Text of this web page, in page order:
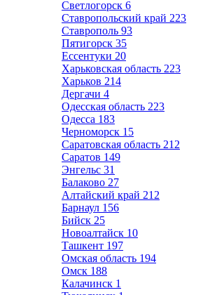
Светлогорск 6
Ставропольский край 223
Ставрополь 93
Пятигорск 35
Ессентуки 20
Харьковская область 223
Харьков 214
Дергачи 4
Одесская область 223
Одесса 183
Черноморск 15
Саратовская область 212
Саратов 149
Энгельс 31
Балаково 27
Алтайский край 212
Барнаул 156
Бийск 25
Новоалтайск 10
Ташкент 197
Омская область 194
Омск 188
Калачинск 1